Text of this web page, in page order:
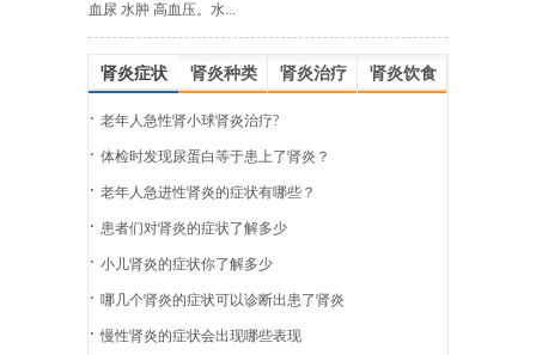
血尿 水肿 高血压。水...
肾炎症状 肾炎种类 肾炎治疗 肾炎饮食
· 老年人急性肾小球肾炎治疗?
· 体检时发现尿蛋白等于患上了肾炎？
· 老年人急进性肾炎的症状有哪些？
· 患者们对肾炎的症状了解多少
· 小儿肾炎的症状你了解多少
· 哪几个肾炎的症状可以诊断出患了肾炎
· 慢性肾炎的症状会出现哪些表现